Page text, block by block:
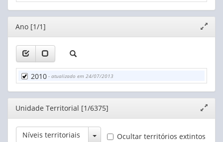
Editor
janela
Ano [1/1]
2010 - atualizado em 24/07/2013
Editor
janela
Unidade Territorial [1/6375]
Níveis territoriais Toggle Dropdown
Ocultar territórios extintos